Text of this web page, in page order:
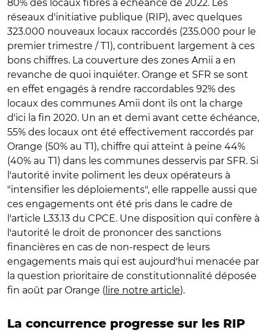
80% des locaux fibrés à échéance de 2022. Les
réseaux d'initiative publique (RIP), avec quelques
323.000 nouveaux locaux raccordés (235.000 pour le
premier trimestre / T1), contribuent largement à ces
bons chiffres. La couverture des zones Amii a en
revanche de quoi inquiéter. Orange et SFR se sont
en effet engagés à rendre raccordables 92% des
locaux des communes Amii dont ils ont la charge
d'ici la fin 2020. Un an et demi avant cette échéance,
55% des locaux ont été effectivement raccordés par
Orange (50% au T1), chiffre qui atteint à peine 44%
(40% au T1) dans les communes desservis par SFR. Si
l'autorité invite poliment les deux opérateurs à
"intensifier les déploiements", elle rappelle aussi que
ces engagements ont été pris dans le cadre de
l'article L33.13 du CPCE. Une disposition qui confère à
l'autorité le droit de prononcer des sanctions
financières en cas de non-respect de leurs
engagements mais qui est aujourd'hui menacée par
la question prioritaire de constitutionnalité déposée
fin août par Orange ( lire notre article).
La concurrence progresse sur les RIP